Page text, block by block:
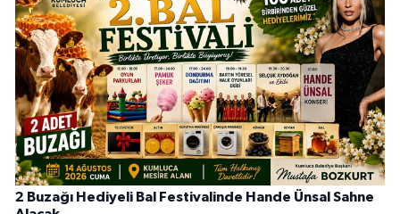
2 Buzağı Hediyeli Bal Festivalinde Hande Ünsal Sahne